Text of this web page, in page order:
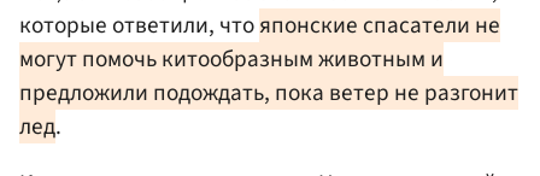
которые ответили, чтояпонские спасатели не
могут помочь китообразным животным и
предложили подождать, пока ветер не разгонит
лед.